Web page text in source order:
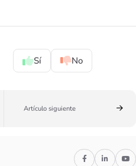
Sí No
Artículo siguiente